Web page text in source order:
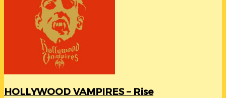
HOLLYWOOD VAMPIRES – Rise